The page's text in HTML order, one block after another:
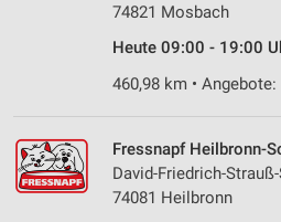
74821 Mosbach
Heute 09:00 - 19:00
460,98 km •
Fressnapf Heilbronn-
David-Friedrich-
74081 Heilbronn